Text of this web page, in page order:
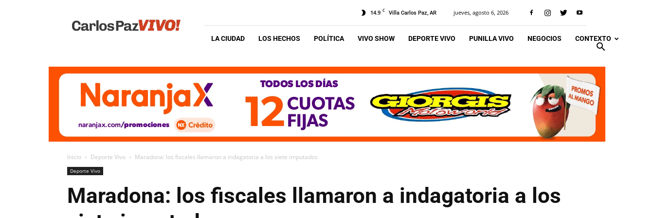
Vivo
14.9 C Villa Carlos Paz, AR jueves, agosto 6, 2026
LA CIUDAD LOS HECHOS POLÍTICA VIVO SHOW DEPORTE VIVO PUNILLA VIVO NEGOCIOS CONTEXTO
Inicio Deporte Vivo Maradona: los fiscales llamaron a indagatoria a los siete imputados
Deporte Vivo
Maradona: los fiscales llamaron a indagatoria a los